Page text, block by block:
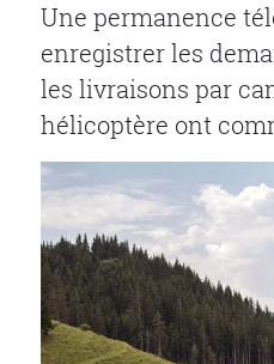
Une permanence
enregistrer les
les livraisons par
hélicoptère ont